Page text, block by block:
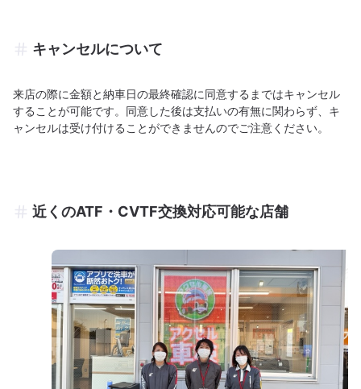
キャンセルについて
来店の際に金額と納車日の最終確認に同意するまではキャンセル
することが可能です。同意した後は支払いの有無に関わらず、キ
ャンセルは受け付けることができませんのでご注意ください。
近くのATF・CVTF交換対応可能な店舗